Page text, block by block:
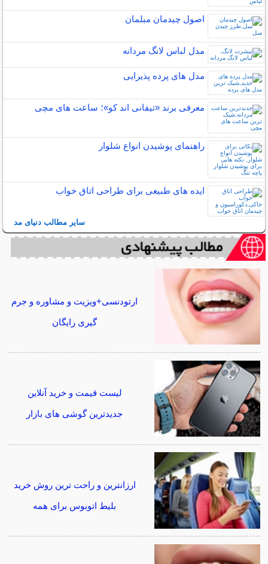
اصول چیدمان مبلمان
مدل لباس لانگ مردانه
مدل های پرده پذیرایی
معرفی برند «تیفانی اند کو»؛ ساعت های مچی
راهنمای پوشیدن انواع شلوار
ایده های طبیعی برای طراحی اتاق خواب
سایر مطالب دنیای مد
ارتودنسی+ویزیت و مشاوره و جرم
گیری رایگان
لیست قیمت و خرید آنلاین
جدیدترین گوشی های بازار
ارزانترین و راحت ترین روش خرید
بلیط اتوبوس برای همه